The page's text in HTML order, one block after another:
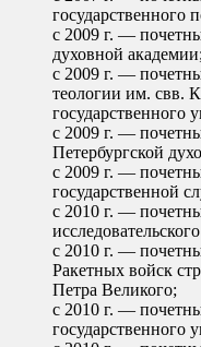
государственного
с 2009 г. —
духовной
с 2009 г. —
теологии им. свв.
государственного
с 2009 г. —
Петербургской
с 2009 г. —
государственной
с 2010 г. —
с 2010 г. ―
Ракетных войск
Петра Великого;
с 2010 г. ―
государственного